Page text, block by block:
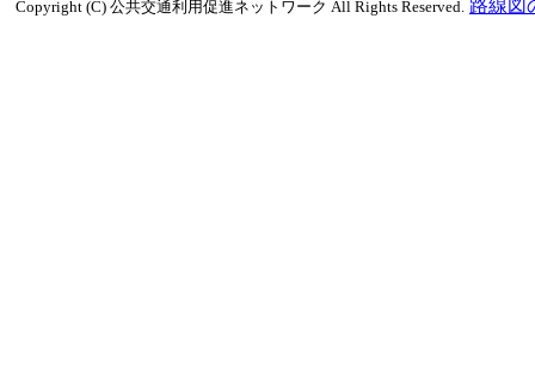
Copyright (C) 公共交通利用促進ネットワーク All Rights Reserved. 路線図